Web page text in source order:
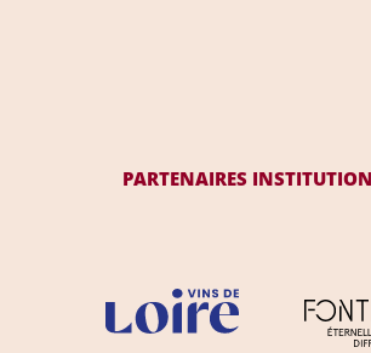
PARTENAIRES